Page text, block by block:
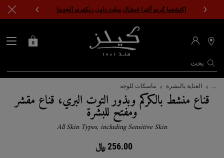
اكتشفوا كريم ألترا فيشال ميلت داون ريكفري الجديد!
بحث
محدد
المتاجر
حقيبتي
0
المحتوى الرئيسي
... العناية بالبشرة ماسكات للوجه
قناع منشط بالكركم وبذور التوت البري، قناع مقشر
ومفتح للبشرة
All Skin Types, including Sensitive Skin
256.00 ﷼